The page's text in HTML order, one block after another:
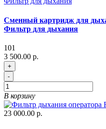
Сменный картридж для
Фильтр для дыхания
101
3 500.00 р.
+
-
В корзину
23 000.00 р.